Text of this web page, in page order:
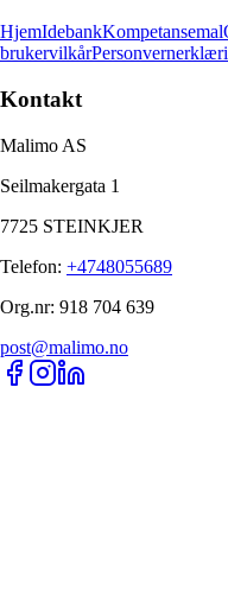
HjemIdebankKompetansemal
brukervilkår
Kontakt
Malimo AS
Seilmakergata 1
7725 STEINKJER
Telefon: +4748055689
Org.nr: 918 704 639
post@malimo.no